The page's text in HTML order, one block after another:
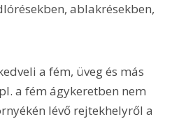
ablakrésekben,
a fém, üveg és más
a fém ágykeretben nem
lévő rejtekhelyről a